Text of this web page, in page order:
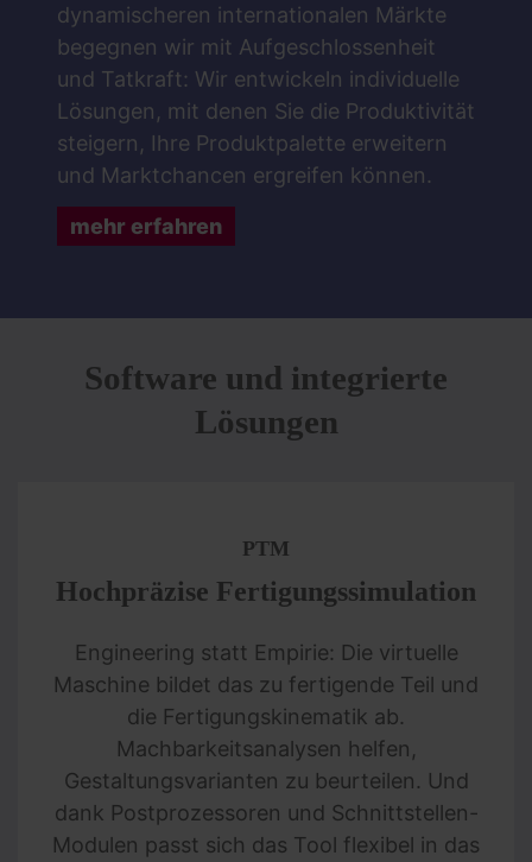
dynamischeren internationalen Märkte
begegnen wir mit Aufgeschlossenheit
und Tatkraft: Wir entwickeln individuelle
Lösungen, mit denen Sie die Produktivität
steigern, Ihre Produktpalette erweitern
und Marktchancen ergreifen können.
mehr erfahren
Software und integrierte
Lösungen
PTM
Hochpräzise Fertigungssimulation
Engineering statt Empirie: Die virtuelle
Maschine bildet das zu fertigende Teil und
die Fertigungskinematik ab.
Machbarkeitsanalysen helfen,
Gestaltungsvarianten zu beurteilen. Und
dank Postprozessoren und Schnittstellen-
Modulen passt sich das Tool flexibel in das